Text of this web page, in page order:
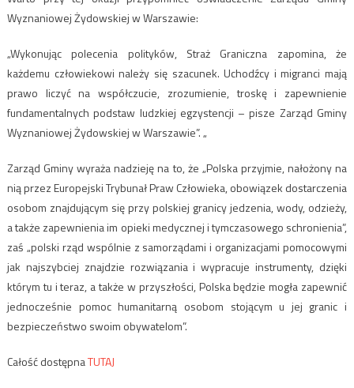
Wyznaniowej Żydowskiej w Warszawie:
„Wykonując polecenia polityków, Straż Graniczna zapomina, że
każdemu człowiekowi należy się szacunek. Uchodźcy i migranci mają
prawo liczyć na współczucie, zrozumienie, troskę i zapewnienie
fundamentalnych podstaw ludzkiej egzystencji – pisze Zarząd Gminy
Wyznaniowej Żydowskiej w Warszawie”. „
Zarząd Gminy wyraża nadzieję na to, że „Polska przyjmie, nałożony na
nią przez Europejski Trybunał Praw Człowieka, obowiązek dostarczenia
osobom znajdującym się przy polskiej granicy jedzenia, wody, odzieży,
a także zapewnienia im opieki medycznej i tymczasowego schronienia”,
zaś „polski rząd wspólnie z samorządami i organizacjami pomocowymi
jak najszybciej znajdzie rozwiązania i wypracuje instrumenty, dzięki
którym tu i teraz, a także w przyszłości, Polska będzie mogła zapewnić
jednocześnie pomoc humanitarną osobom stojącym u jej granic i
bezpieczeństwo swoim obywatelom”.
Całość dostępnaTUTAJ